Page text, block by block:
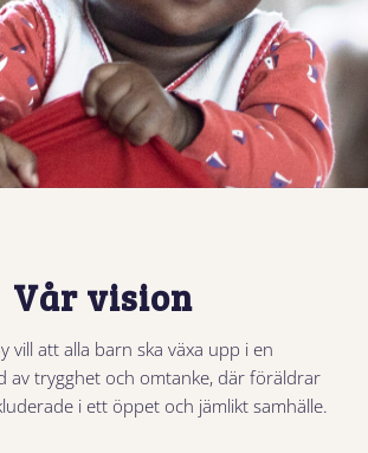
Vår vision
vill att alla barn ska växa upp i en
av trygghet och omtanke, där föräldrar
i ett öppet och jämlikt samhälle.